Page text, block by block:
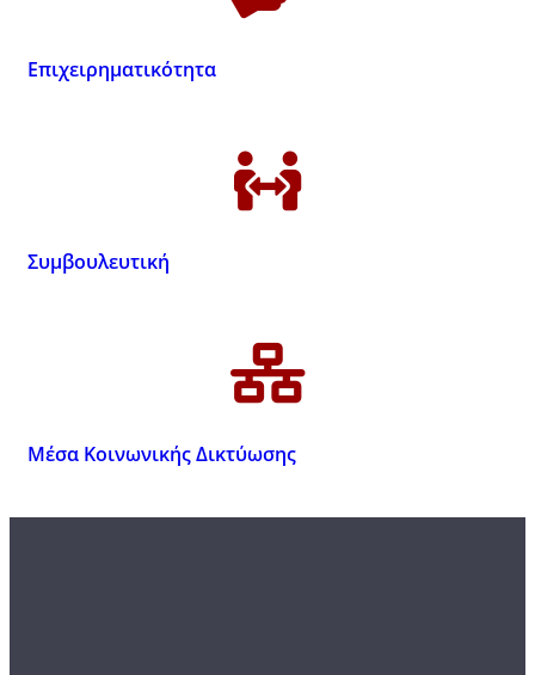
Επιχειρηματικότητα
Συμβουλευτική
Μέσα Κοινωνικής Δικτύωσης